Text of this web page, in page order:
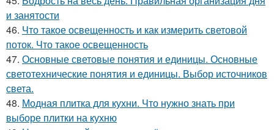
и занятости
46. Что такое освещенность и как измерить световой
поток. Что такое освещенность
47. Основные световые понятия и единицы. Основные
светотехнические понятия и единицы. Выбор источников
света.
48. Модная плитка для кухни. Что нужно знать при
выборе плитки на кухню